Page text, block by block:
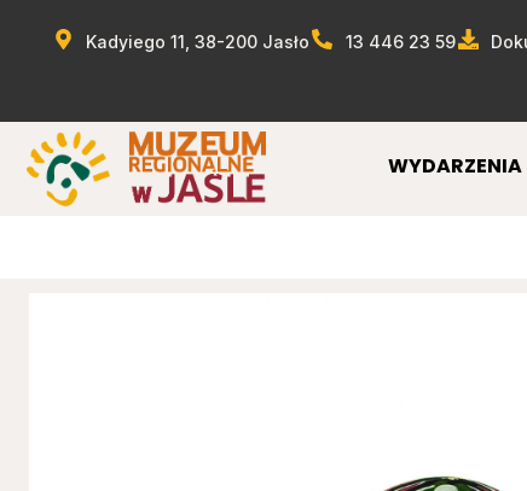
Kadyiego 11, 38-200 Jasło 13 446 23 59
WYDARZENIA